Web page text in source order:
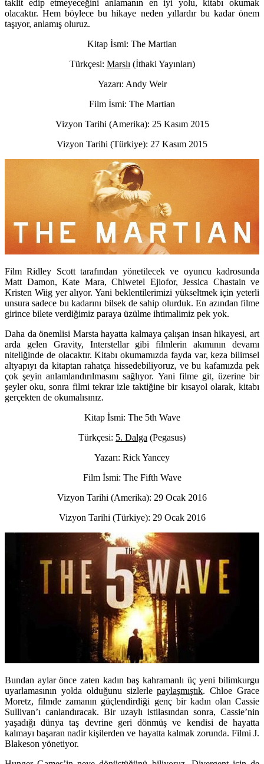
taklit edip etmeyeceğini anlamanın en iyi yolu, kitabı okumak
olacaktır. Hem böylece bu hikaye neden yıllardır bu kadar önem
taşıyor, anlamış oluruz.
Kitap İsmi: The Martian
Türkçesi: Marslı (İthaki Yayınları)
Yazarı: Andy Weir
Film İsmi: The Martian
Vizyon Tarihi (Amerika): 25 Kasım 2015
Vizyon Tarihi (Türkiye): 27 Kasım 2015
Film Ridley Scott tarafından yönetilecek ve oyuncu kadrosunda
Matt Damon, Kate Mara, Chiwetel Ejiofor, Jessica Chastain ve
Kristen Wiig yer alıyor. Yani beklentilerimizi yükseltmek için yeterli
unsura sadece bu kadarını bilsek de sahip olurduk. En azından filme
girince bilete verdiğimiz paraya üzülme ihtimalimiz pek yok.
Daha da önemlisi Marsta hayatta kalmaya çalışan insan hikayesi, art
arda gelen Gravity, Interstellar gibi filmlerin akımının devamı
niteliğinde de olacaktır. Kitabı okumamızda fayda var, keza bilimsel
altyapıyı da kitaptan rahatça hissedebiliyoruz, ve bu kafamızda pek
çok şeyin anlamlandırılmasını sağlıyor. Yani filme git, üzerine bir
şeyler oku, sonra filmi tekrar izle taktiğine bir kısayol olarak, kitabı
gerçekten de okumalısınız.
Kitap İsmi: The 5th Wave
Türkçesi: 5. Dalga (Pegasus)
Yazarı: Rick Yancey
Film İsmi: The Fifth Wave
Vizyon Tarihi (Amerika): 29 Ocak 2016
Vizyon Tarihi (Türkiye): 29 Ocak 2016
Bundan aylar önce zaten kadın baş kahramanlı üç yeni bilimkurgu
uyarlamasının yolda olduğunu sizlerlepaylaşmıştık. Chloe Grace
Moretz, filmde zamanın güçlendirdiği genç bir kadın olan Cassie
Sullivan’ı canlandıracak. Bir uzaylı istilasından sonra, Cassie’nin
yaşadığı dünya taş devrine geri dönmüş ve kendisi de hayatta
kalmayı başaran nadir kişilerden ve hayatta kalmak zorunda. Filmi J.
Blakeson yönetiyor.